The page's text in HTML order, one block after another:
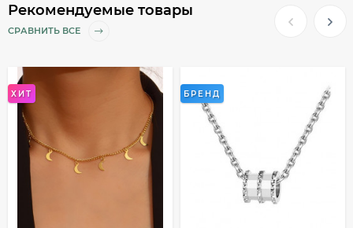
Рекомендуемые товары
СРАВНИТЬ ВСЕ
ХИТ БРЕНД